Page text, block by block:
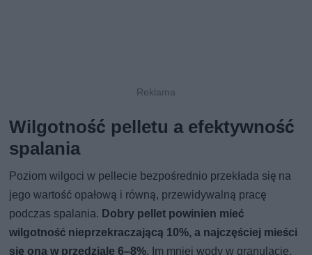
Wilgotność pelletu a efektywność
spalania
Poziom wilgoci w pellecie bezpośrednio przekłada się na
jego wartość opałową i równą, przewidywalną pracę
podczas spalania. Dobry pellet powinien mieć
wilgotność nieprzekraczającą 10%, a najczęściej mieści
się ona w przedziale 6–8%. Im mniej wody w granulacie,